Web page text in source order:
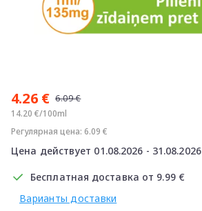
4.26 € 6.09 €
14.20 €/100ml
Регулярная цена: 6.09 €
Цена действует 01.08.2026 - 31.08.2026
Бесплатная доставка от 9.99 €
Варианты доставки